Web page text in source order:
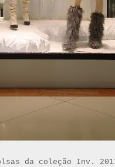
da coleção Inv.